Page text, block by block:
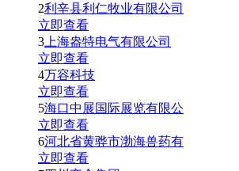
2利辛县利仁牧业有限公司
立即查看
3 上海盎特电气有限公司
立即查看
4万容科技
立即查看
5海口中展国际展览有限公
立即查看
6河北省黄骅市渤海兽药有
立即查看